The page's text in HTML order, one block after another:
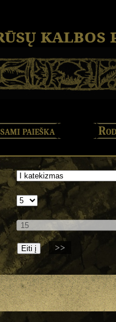
kalbos
paieška
>>